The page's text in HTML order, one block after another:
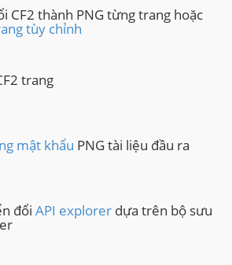
CF2 thành PNG từng trang hoặc
tùy chỉnh
trang
mật khẩu PNG tài liệu đầu ra
đổi API explorer dựa trên bộ sưu